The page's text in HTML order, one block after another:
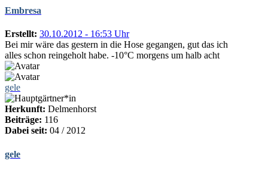
Embresa
Erstellt: 30.10.2012 - 16:53 Uhr
Bei mir wäre das gestern in die Hose gegangen, gut das ich
alles schon reingeholt habe. -10°C morgens um halb acht
gele
Herkunft: Delmenhorst
Beiträge: 116
Dabei seit: 04 / 2012
gele